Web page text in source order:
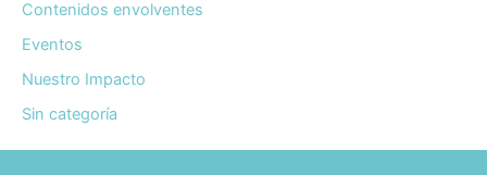
Contenidos envolventes
Eventos
Nuestro Impacto
Sin categoría